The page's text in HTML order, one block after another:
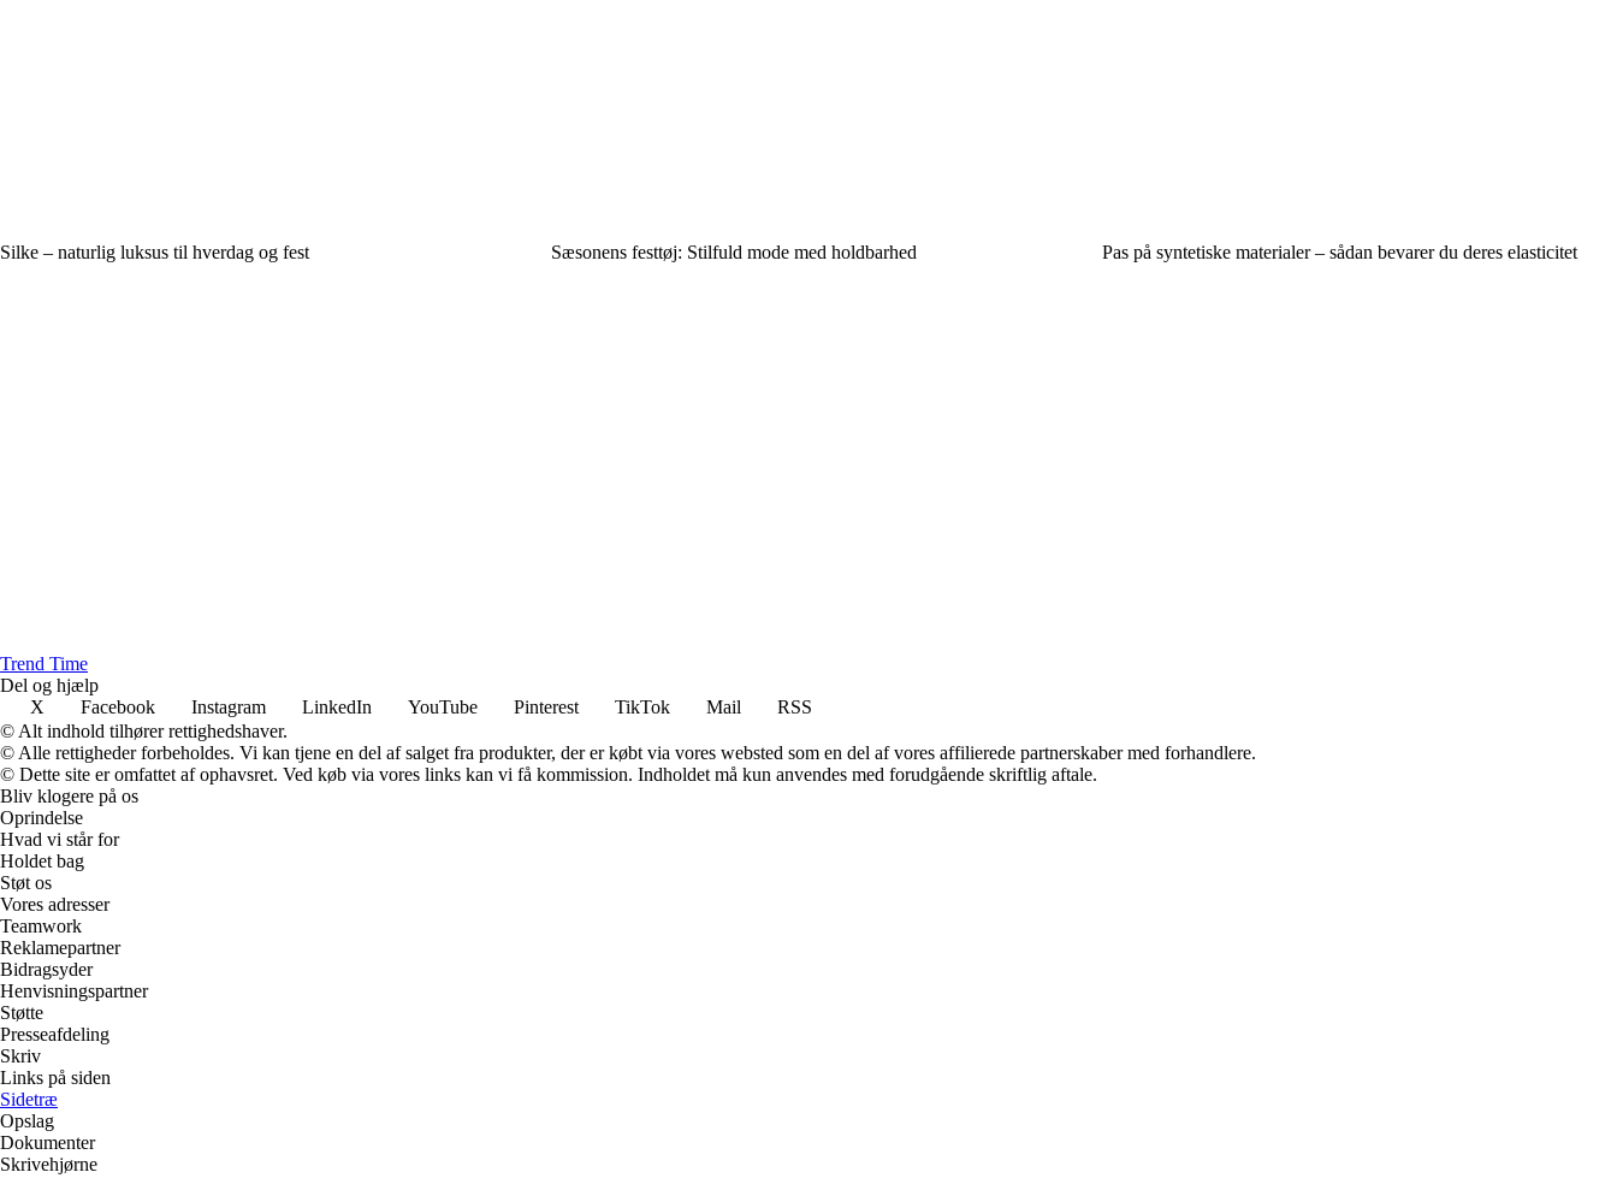
Silke – naturlig luksus til hverdag og fest Sæsonens festtøj: Stilfuld mode med holdbarhed Pas på syntetiske materialer – sådan bevarer du deres elasticitet
Trend Time
Del og hjælp
X
Facebook Instagram LinkedIn YouTube Pinterest TikTok Mail
RSS
© Alt indhold tilhører rettighedshaver.
© Alle rettigheder forbeholdes. Vi kan tjene en del af salget fra produkter, der er købt via vores websted som en del af vores affilierede partnerskaber med forhandlere.
© Dette site er omfattet af ophavsret. Ved køb via vores links kan vi få kommission. Indholdet må kun anvendes med forudgående skriftlig aftale.
Bliv klogere på os
Oprindelse
Hvad vi står for
Holdet bag
Støt os
Vores adresser
Teamwork
Reklamepartner
Bidragsyder
Henvisningspartner
Støtte
Presseafdeling
Skriv
Links på siden
Sidetræ
Opslag
Dokumenter
Skrivehjørne